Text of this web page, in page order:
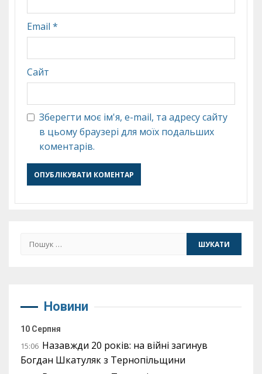
Email *
Сайт
Зберегти моє ім'я, e-mail, та адресу сайту
в цьому браузері для моїх подальших
коментарів.
Пошук:
Новини
10 Серпня
15:06 Назавжди 20 років: на війні загинув
Богдан Шкатуляк з Тернопільщини